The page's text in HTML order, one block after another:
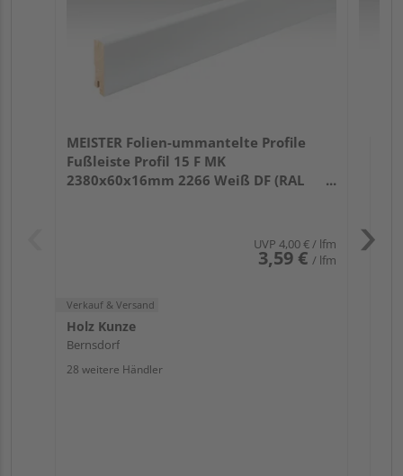
MEISTER Folien-ummantelte Profile
Fußleiste Profil 15 F MK
2380x60x16mm 2266 Weiß DF (RAL
UVP 4,00 €/ lfm
3,59 € / lfm
Verkauf & Versand
Holz Kunze
Bernsdorf
28 weitere Händler